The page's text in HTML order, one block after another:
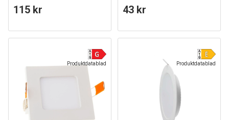
115 kr
12cm
43 kr
Produktdatablad Produktdatablad